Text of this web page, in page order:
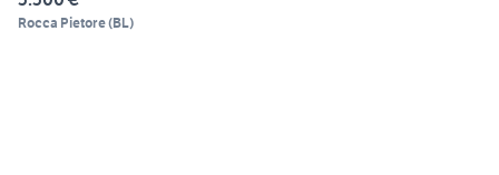
Rocca Pietore(BL)